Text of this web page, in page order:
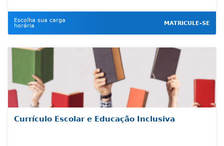
Escolha sua carga
horária
MATRICULE-SE
Currículo Escolar e Educação Inclusiva